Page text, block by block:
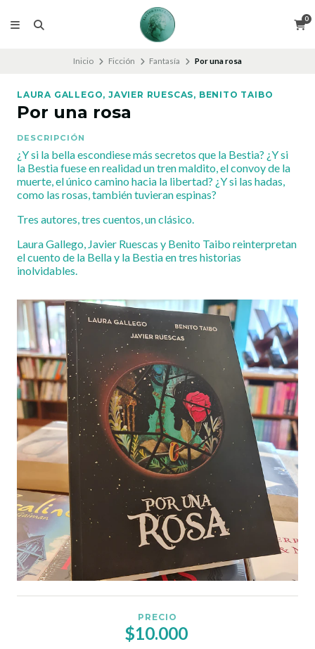
0
Inicio Ficción Fantasía Por una rosa
LAURA GALLEGO, JAVIER RUESCAS, BENITO TAIBO
Por una rosa
DESCRIPCIÓN
¿Y si la bella escondiese más secretos que la Bestia? ¿Y si
la Bestia fuese en realidad un tren maldito, el convoy de la
muerte, el único camino hacia la libertad? ¿Y si las hadas,
como las rosas, también tuvieran espinas?
Tres autores, tres cuentos, un clásico.
Laura Gallego, Javier Ruescas y Benito Taibo reinterpretan
el cuento de la Bella y la Bestia en tres historias
inolvidables.
PRECIO
$10.000